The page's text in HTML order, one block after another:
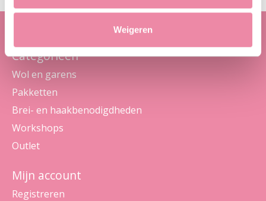
Weigeren
Categorieën
Wol en garens
Pakketten
Brei- en haakbenodigdheden
Workshops
Outlet
Mijn account
Registreren